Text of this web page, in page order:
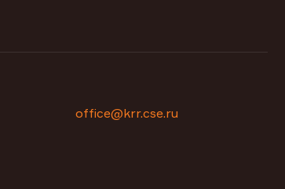
office@krr.cse.ru